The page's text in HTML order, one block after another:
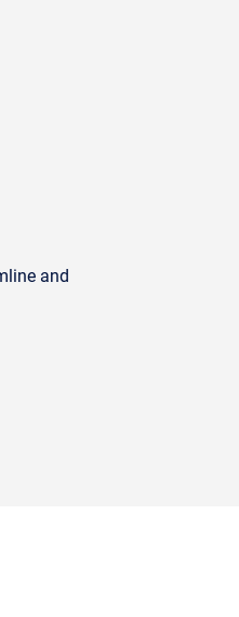
and